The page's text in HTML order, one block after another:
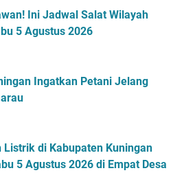
Ini Jadwal Salat Wilayah
5 Agustus 2026
Ingatkan Petani Jelang
Listrik di Kabupaten Kuningan
5 Agustus 2026 di Empat Desa